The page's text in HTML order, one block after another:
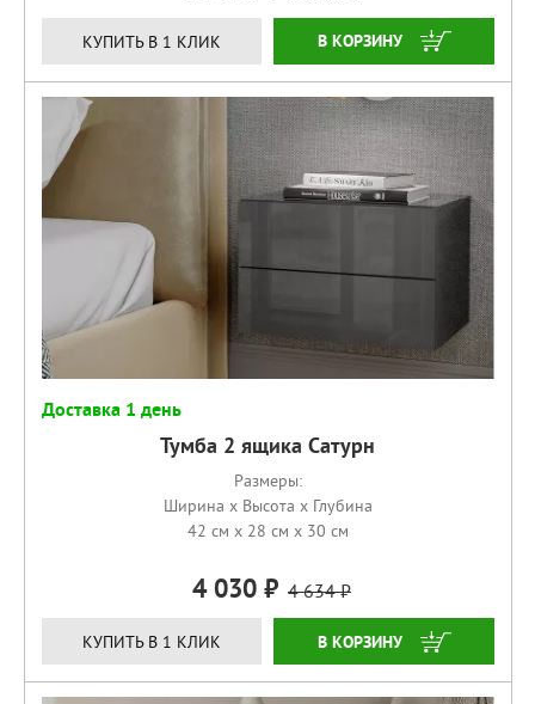
КУПИТЬ В 1 КЛИК КУПИТЬ
Доставка 1 день
Тумба 2 ящика Сатурн
Размеры:
Ширина x Высота x Глубина
42 см x 28 см x 30 см
4 030 4 634
КУПИТЬ В 1 КЛИК КУПИТЬ